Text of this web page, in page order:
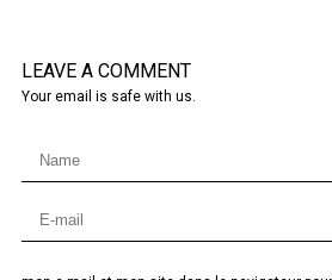
LEAVE A COMMENT
Your email is safe with us.